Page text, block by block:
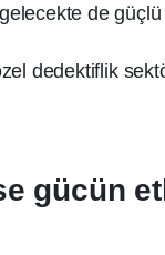
de
dedektiflik
gücün